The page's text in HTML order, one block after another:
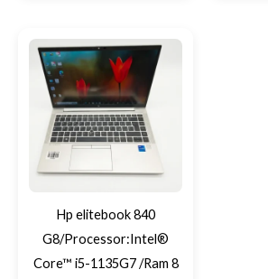
Hp elitebook 840
G8/Processor:Intel®
Core™ i5-1135G7 /Ram 8